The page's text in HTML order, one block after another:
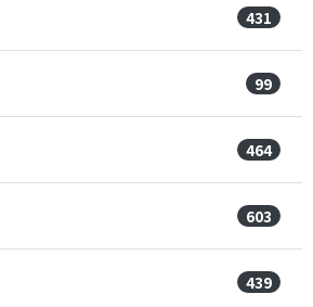
431
99
464
603
439